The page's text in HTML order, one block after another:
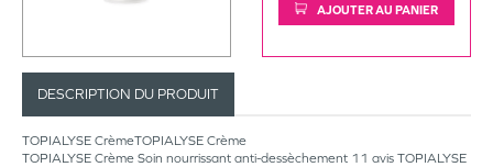
AJOUTER AU PANIER
DESCRIPTION DU PRODUIT
TOPIALYSE CrèmeTOPIALYSE Crème
TOPIALYSE Crème Soin nourrissant anti-dessèchement 11 avis TOPIALYSE